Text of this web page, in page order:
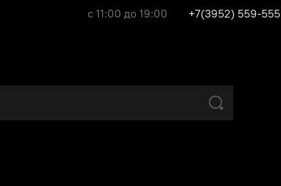
с 11:00 до 19:00 +7(3952) 559-555